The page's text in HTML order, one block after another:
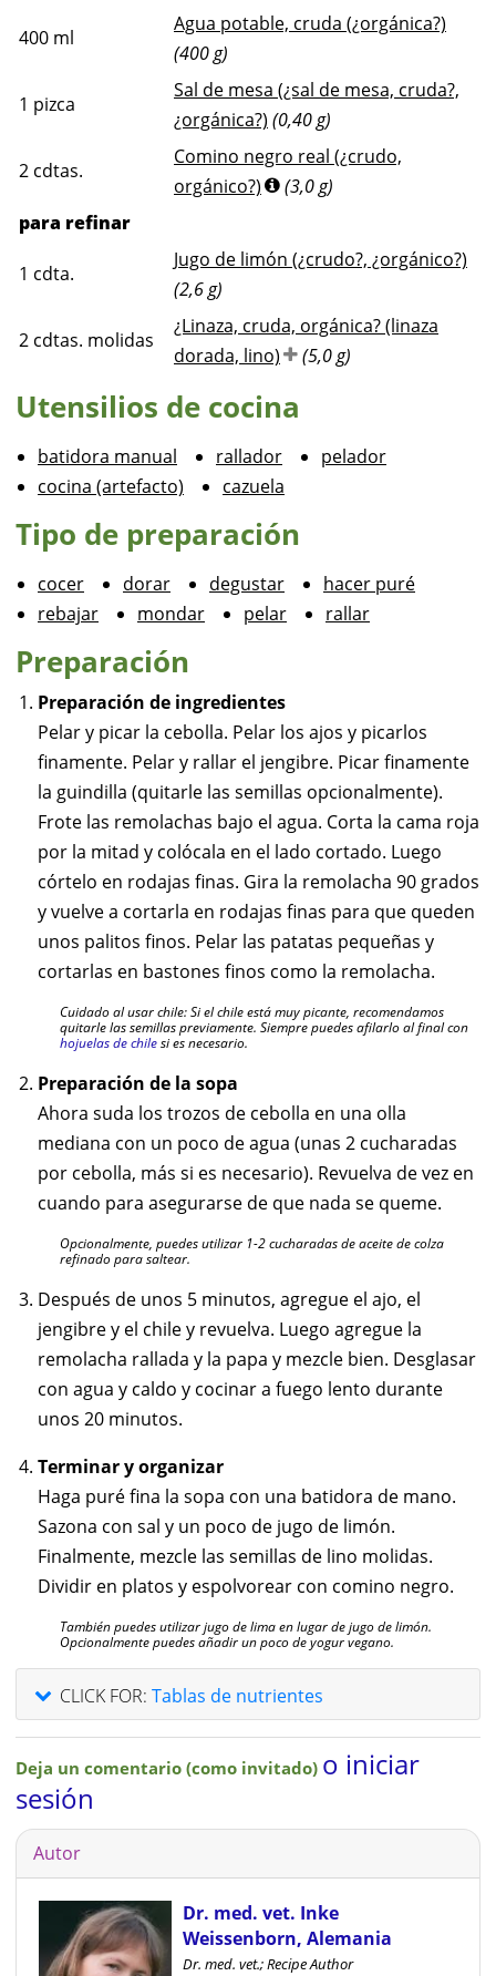
400 ml
Agua potable, cruda (¿orgánica?)
(400 g)
1 pizca
Sal de mesa (¿sal de mesa, cruda?,
¿orgánica?) (0,40 g)
2 cdtas.
Comino negro real (¿crudo,
orgánico?)
(3,0 g)
para refinar
1 cdta.
Jugo de limón (¿crudo?, ¿orgánico?)
(2,6 g)
2 cdtas. molidas
¿Linaza, cruda, orgánica? (linaza
dorada, lino)
(5,0 g)
Utensilios de cocina
batidora manual rallador
pelador
cocina (artefacto)
cazuela
Tipo de preparación
cocer dorar degustar
hacer puré
rebajar
mondar pelar rallar
Preparación
Preparación de ingredientes
Pelar y picar la cebolla. Pelar los ajos y picarlos
finamente. Pelar y rallar el jengibre. Picar finamente
la guindilla (quitarle las semillas opcionalmente).
Frote las remolachas bajo el agua. Corta la cama roja
por la mitad y colócala en el lado cortado. Luego
córtelo en rodajas finas. Gira la remolacha 90 grados
y vuelve a cortarla en rodajas finas para que queden
unos palitos finos. Pelar las patatas pequeñas y
cortarlas en bastones finos como la remolacha.
Cuidado al usar chile: Si el chile está muy picante, recomendamos
quitarle las semillas previamente. Siempre puedes afilarlo al final con
hojuelas de chilesi es necesario.
Preparación de la sopa
Ahora suda los trozos de cebolla en una olla
mediana con un poco de agua (unas 2 cucharadas
por cebolla, más si es necesario). Revuelva de vez en
cuando para asegurarse de que nada se queme.
Opcionalmente, puedes utilizar 1-2 cucharadas de aceite de colza
refinado para saltear.
Después de unos 5 minutos, agregue el ajo, el
jengibre y el chile y revuelva. Luego agregue la
remolacha rallada y la papa y mezcle bien. Desglasar
con agua y caldo y cocinar a fuego lento durante
unos 20 minutos.
Terminar y organizar
Haga puré fina la sopa con una batidora de mano.
Sazona con sal y un poco de jugo de limón.
Finalmente, mezcle las semillas de lino molidas.
Dividir en platos y espolvorear con comino negro.
También puedes utilizar jugo de lima en lugar de jugo de limón.
Opcionalmente puedes añadir un poco de yogur vegano.
CLICK FOR: Tablas de nutrientes
Deja un comentario (como invitado) o iniciar
sesión
Autor
Dr. med. vet. Inke
Weissenborn, Alemania
Dr. med. vet.; Recipe Author